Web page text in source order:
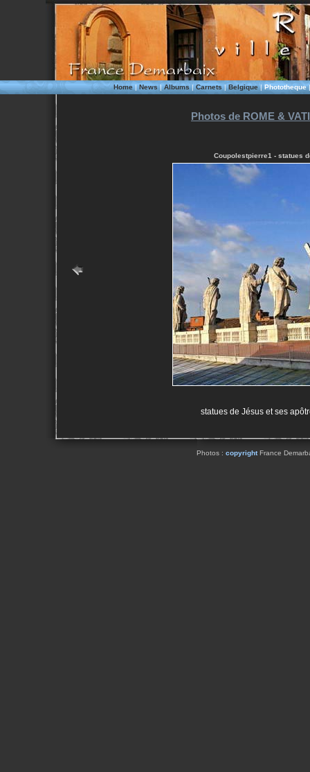
Home|News|Albums|Carnets|Belgique|Phototheque
Photos de ROME &
Coupolestpierre1 - statues
statues de Jésus et ses
Photos : copyrightFrance